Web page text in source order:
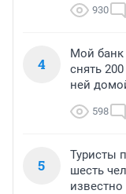
930
4
Мой банк
снять
ней
598
5
Туристы
шесть